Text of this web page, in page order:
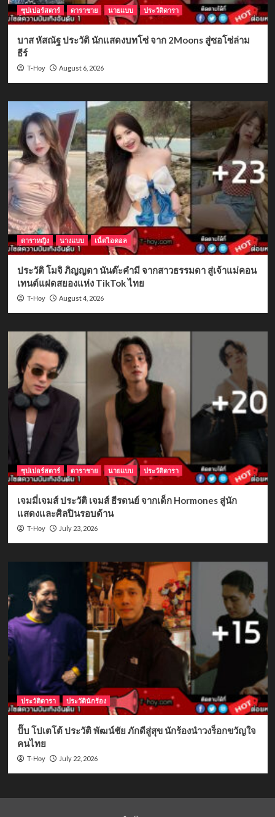
ซุปเปอร์สตาร์ ดาราชาย นายแบบ ประวัติดารา
บาส หัสณัฐ ประวัติ นักแสดงบทโซ่ จาก 2Moons สู่ซอโซ่ล่าม
ธีร์
T-Hoy August 6, 2026
ดาราหญิง นางแบบ เน็ตไอดอล
ประวัติ โมจิ ภิญญดา นันต๊ะคำมี จากสาวธรรมดา สู่เจ้าแม่คอน
เทนต์แฝดสยองแห่ง TikTok ไทย
T-Hoy August 4, 2026
ซุปเปอร์สตาร์ ดาราชาย นายแบบ ประวัติดารา
เจมมี่เจมส์ ประวัติ เจมส์ ธีรดนย์ จากเด็ก Hormones สู่นัก
แสดงและศิลปินรอบด้าน
T-Hoy July 23, 2026
ประวัติดารา ประวัตินักร้อง
ปั๊บ โปเตโต้ ประวัติ พัฒน์ชัย ภักดีสู่สุข นักร้องนำวงร็อกขวัญใจ
คนไทย
T-Hoy July 22, 2026